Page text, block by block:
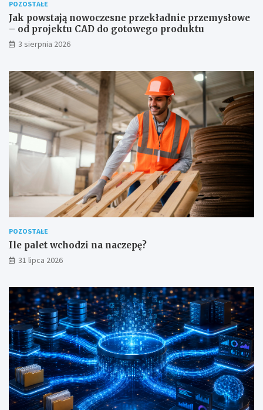
POZOSTAŁE
Jak powstają nowoczesne przekładnie przemysłowe
– od projektu CAD do gotowego produktu
3 sierpnia 2026
POZOSTAŁE
Ile palet wchodzi na naczepę?
31 lipca 2026